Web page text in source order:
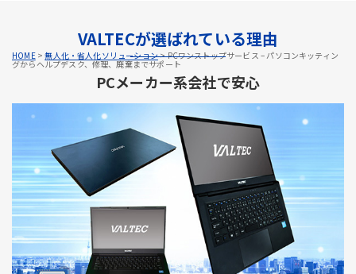
HOME>無人化・省人化ソリューション>PCワンストップサービス – パソコンキッティン
グからヘルプデスク、修理、廃棄までサポート
VALTECが選ばれている理由
PCメーカー系会社で安心